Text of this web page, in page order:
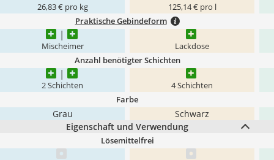
26,83 € pro kg 125,14 € pro l
Praktische Gebindeform
Mischeimer Lackdose
Anzahl benötigter Schichten
2 Schichten 4 Schichten
Farbe
Grau
Schwarz
Eigenschaft und Verwendung
Lösemittelfrei